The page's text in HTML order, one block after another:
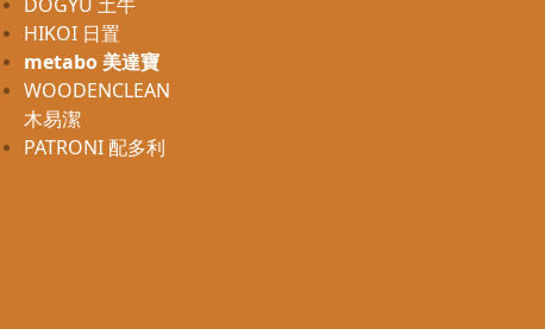
HIKOI 日置
metabo 美達寶
WOODENCLEAN
木易潔
PATRONI 配多利